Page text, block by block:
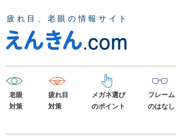
老眼
対策
疲れ目
対策
メガネ選び
のポイント
フレーム
のはなし